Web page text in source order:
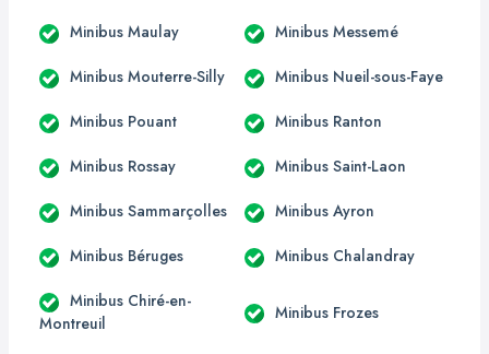
Minibus Maulay Minibus Messemé
Minibus Mouterre-Silly Minibus Nueil-sous-Faye
Minibus Pouant Minibus Ranton
Minibus Rossay Minibus Saint-Laon
Minibus Sammarçolles Minibus Ayron
Minibus Béruges Minibus Chalandray
Minibus Chiré-en-
Montreuil
Minibus Frozes